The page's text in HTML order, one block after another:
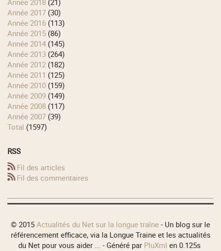
année 2018 (21)
année 2017 (30)
année 2016 (113)
année 2015 (86)
année 2014 (145)
année 2013 (264)
année 2012 (182)
année 2011 (125)
année 2010 (159)
année 2009 (149)
année 2008 (117)
année 2007 (39)
total (1597)
RSS
Fil des articles
Fil des commentaires
© 2015 Actualités du Net sur la longue traîne - Un blog sur le
référencement efficace, via la Longue Traine et les actualités
du Net pour vous aider ... - Généré par PluXml en 0.125s